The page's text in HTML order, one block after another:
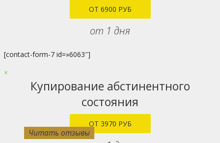
Читать отзывы
Читать отзывы
Читать отзывы
Читать отзывы
Читать отзывы
Читать отзывы
Читать отзывы
Читать отзывы
Читать отзывы
Читать отзывы
ОТ 6900 РУБ
от 1 дня
[contact-form-7 id=»6063″]
×
Купирование абстинентного
состояния
ОТ 3970 РУБ